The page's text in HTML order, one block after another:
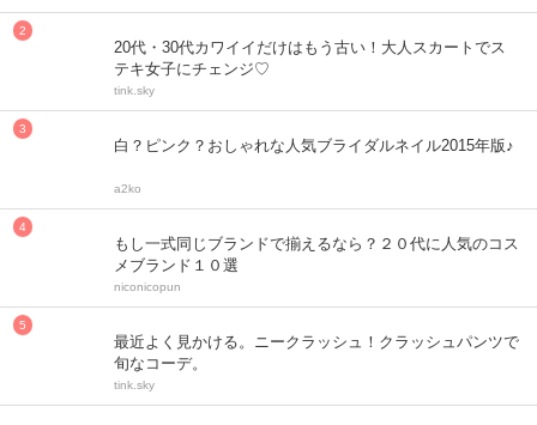
20代・30代カワイイだけはもう古い！大人スカートでス
テキ女子にチェンジ♡
tink.sky
白？ピンク？おしゃれな人気ブライダルネイル2015年版♪
a2ko
もし一式同じブランドで揃えるなら？２０代に人気のコス
メブランド１０選
niconicopun
最近よく見かける。ニークラッシュ！クラッシュパンツで
旬なコーデ。
tink.sky